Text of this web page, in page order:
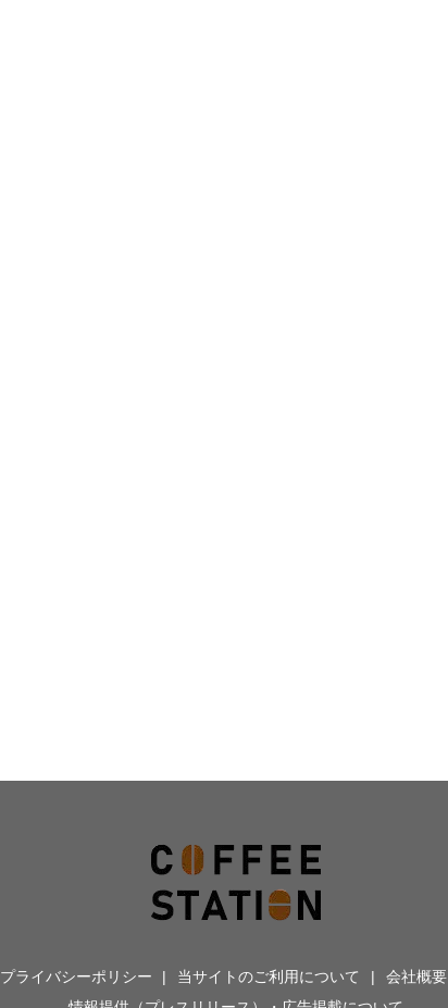
プライバシーポリシー 当サイトのご利用について
会社概要